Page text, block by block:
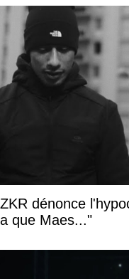
ZKR dénonce
a que Maes..."